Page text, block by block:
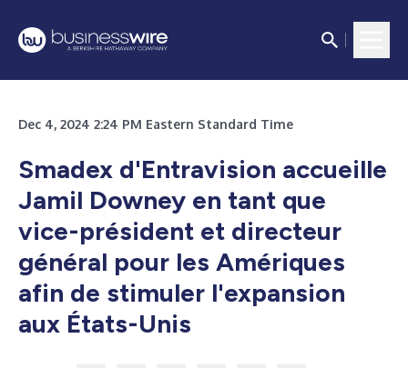
Dec 4, 2024 2:24 PM Eastern Standard Time
Smadex d'Entravision accueille
Jamil Downey en tant que
vice-président et directeur
général pour les Amériques
afin de stimuler l'expansion
aux États-Unis